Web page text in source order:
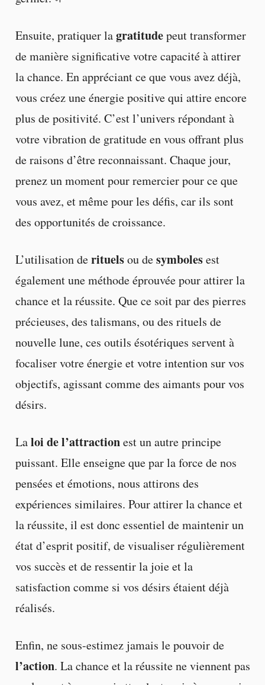
Ensuite, pratiquer lagratitudepeut transformer
de manière significative votre capacité à attirer
la chance. En appréciant ce que vous avez déjà,
vous créez une énergie positive qui attire encore
plus de positivité. C’est l’univers répondant à
votre vibration de gratitude en vous offrant plus
de raisons d’être reconnaissant. Chaque jour,
prenez un moment pour remercier pour ce que
vous avez, et même pour les défis, car ils sont
des opportunités de croissance.
L’utilisation derituelsou desymbolesest
également une méthode éprouvée pour attirer la
chance et la réussite. Que ce soit par des pierres
précieuses, des talismans, ou des rituels de
nouvelle lune, ces outils ésotériques servent à
focaliser votre énergie et votre intention sur vos
objectifs, agissant comme des aimants pour vos
désirs.
Laloi de l’attractionest un autre principe
puissant. Elle enseigne que par la force de nos
pensées et émotions, nous attirons des
expériences similaires. Pour attirer la chance et
la réussite, il est donc essentiel de maintenir un
état d’esprit positif, de visualiser régulièrement
vos succès et de ressentir la joie et la
satisfaction comme si vos désirs étaient déjà
réalisés.
Enfin, ne sous-estimez jamais le pouvoir de
l’action. La chance et la réussite ne viennent pas